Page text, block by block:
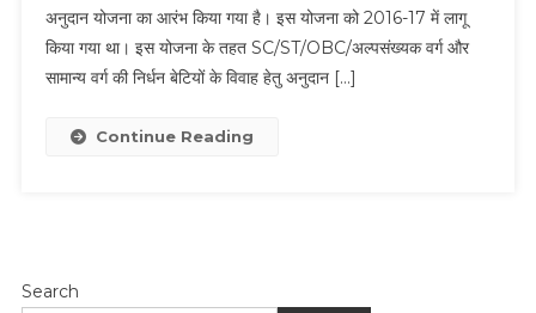
अनुदान योजना का आरंभ किया गया है। इस योजना को 2016-17 में लागू
किया गया था। इस योजना के तहत SC/ST/OBC/अल्पसंख्यक वर्ग और
सामान्य वर्ग की निर्धन बेटियों के विवाह हेतु अनुदान […]
Continue Reading
Search